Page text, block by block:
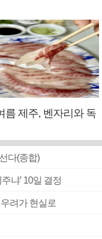
름 제주, 벤자리와 독
다(종합)
냐’ 10일 결정
려가 현실로